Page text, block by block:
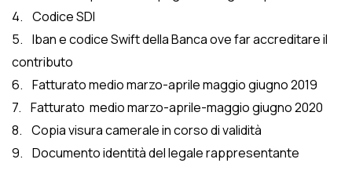
4. Codice SDI
5. Iban e codice Swift della Banca ove far accreditare il
contributo
6. Fatturato medio marzo-aprile maggio giugno 2019
7. Fatturato medio marzo-aprile-maggio giugno 2020
8. Copia visura camerale in corso di validità
9. Documento identità del legale rappresentante